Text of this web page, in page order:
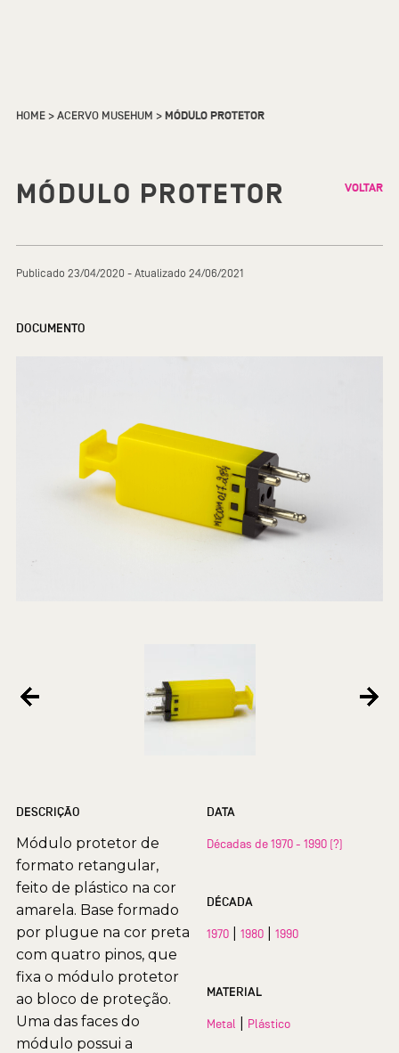
HOME>ACERVO MUSEHUM >MÓDULO PROTETOR
MÓDULO PROTETOR VOLTAR
Publicado 23/04/2020 - Atualizado 24/06/2021
DOCUMENTO
DESCRIÇÃO
Módulo protetor de
formato retangular,
feito de plástico na cor
amarela. Base formado
por plugue na cor preta
com quatro pinos, que
fixa o módulo protetor
ao bloco de proteção.
Uma das faces do
módulo possui a
DATA
Décadas de 1970 - 1990 (?)
DÉCADA
1970 1980 1990
MATERIAL
Metal Plástico